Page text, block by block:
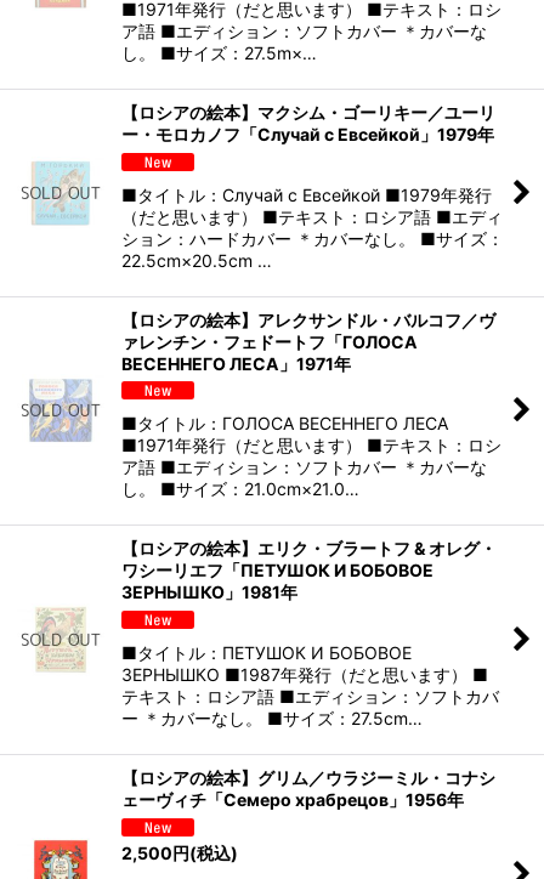
■1971年発行（だと思います） ■テキスト：ロシ
ア語 ■エディション：ソフトカバー ＊カバーな
し。 ■サイズ：27.5m×…
【ロシアの絵本】マクシム・ゴーリキー／ユーリ
ー・モロカノフ「Случай с Евсейкой」1979年
■タイトル：Случай с Евсейкой ■1979年発行
（だと思います） ■テキスト：ロシア語 ■エディ
ション：ハードカバー ＊カバーなし。 ■サイズ：
22.5cm×20.5cm …
【ロシアの絵本】アレクサンドル・バルコフ／ヴ
ァレンチン・フェドートフ「ГОЛОСА
ВЕСЕННЕГО ЛЕСА」1971年
■タイトル：ГОЛОСА ВЕСЕННЕГО ЛЕСА
■1971年発行（だと思います） ■テキスト：ロシ
ア語 ■エディション：ソフトカバー ＊カバーな
し。 ■サイズ：21.0cm×21.0…
【ロシアの絵本】エリク・ブラートフ & オレグ・
ワシーリエフ「ПЕТУШОК И БОБОВОЕ
ЗЕРНЫШКО」1981年
■タイトル：ПЕТУШОК И БОБОВОЕ
ЗЕРНЫШКО ■1987年発行（だと思います） ■
テキスト：ロシア語 ■エディション：ソフトカバ
ー ＊カバーなし。 ■サイズ：27.5cm…
【ロシアの絵本】グリム／ウラジーミル・コナシ
ェーヴィチ「Семеро храбрецов」1956年
2,500円(税込)